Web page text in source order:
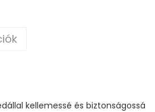
kellemessé és biztonságossá